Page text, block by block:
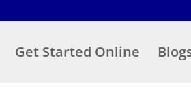
Get Started Online